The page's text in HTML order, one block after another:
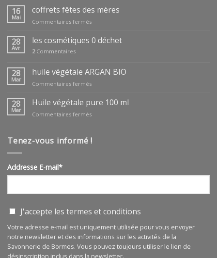
16
Mai
coffrets fêtes des mères
Commentaires ferméssur
fêtes
28
Avr
les cosmétiques 0 déchet
2Commentaires
28
Mar
huile végétale ARGAN BIO
Commentaires ferméssur
végétale
BIO
28
Mar
Huile végétale pure 100 ml
Commentaires ferméssur
pure
Tenez-vous informé !
Addresse E-mail*
J'accepte les termes et conditions
Votre adresse e-mail est uniquement utilisée pour vous envoyer
notre newsletter et des informations sur les activités de la
Savonnerie de Bormes. Vous pouvez toujours utiliser le lien de
désinscription inclus dans la newsletter.